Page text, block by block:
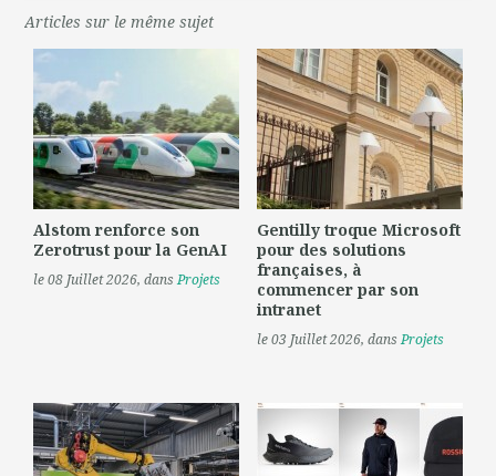
Articles sur le même sujet
Alstom renforce son
Zerotrust pour la GenAI
le 08 Juillet 2026, dansProjets
Gentilly troque Microsoft
pour des solutions
françaises, à
commencer par son
intranet
le 03 Juillet 2026, dansProjets